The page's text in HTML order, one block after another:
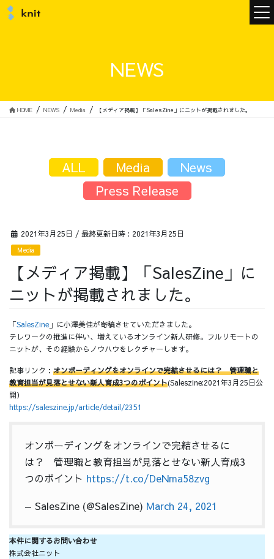
サービス
採用情報
お問い合わせ
NEWS
HOME NEWS Media 【メディア掲載】「SalesZine」にニットが掲載されました。
2021年3月25日 / 最終更新日時 : 2021年3月25日
Media
【メディア掲載】「SalesZine」に
ニットが掲載されました。
「SalesZine 」に小澤美佳が寄稿させていただきました。
テレワークの推進に伴い、増えているオンライン新人研修。フルリモートの
ニットが、その経験からノウハウをレクチャーします。
記事リンク： オンボーディングをオンラインで完結させるには？ 管理職と
教育担当が見落とせない新人育成3つのポイント(Saleszine:2021年3月25日公
開）
https://saleszine.jp/article/detail/2351
オンボーディングをオンラインで完結させるに
は？ 管理職と教育担当が見落とせない新人育成3
つのポイント https://t.co/DeNma58zvg
— SalesZine (@SalesZine) March 24, 2021
本件に関するお問い合わせ
株式会社ニット
ALL Media
News
Press Release